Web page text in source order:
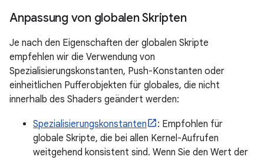
Anpassung von globalen Skripten
Je nach den Eigenschaften der globalen Skripte
empfehlen wir die Verwendung von
Spezialisierungskonstanten, Push-Konstanten oder
einheitlichen Pufferobjekten für globales, die nicht
innerhalb des Shaders geändert werden:
Spezialisierungskonstanten
: Empfohlen für
globale Skripte, die bei allen Kernel-Aufrufen
weitgehend konsistent sind. Wenn Sie den Wert der